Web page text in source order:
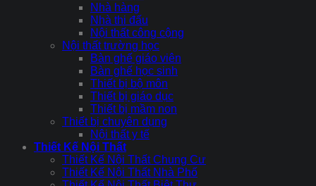
Nhà hàng
Nhà thi đấu
Nội thất công cộng
Nội thất trường học
Bàn ghế giáo viên
Bàn ghế học sinh
Thiết bị bộ môn
Thiết bị giáo dục
Thiết bị mầm non
Thiết bị chuyên dụng
Nội thất y tế
Thiết Kế Nội Thất
Thiết Kế Nội Thất Chung Cư
Thiết Kế Nội Thất Nhà Phố